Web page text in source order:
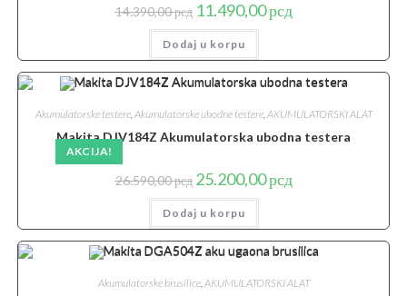
14.390,00рсд Originalna
cena
je
bila:
14.390,00 рсд.
11.490,00рсдTrenutna
cena
Dodaj u korpu
AKCIJA!
Akumulatorske testere, Akumulatorske ubodne testere, AKUMULATORSKI ALAT
Makita DJV184Z Akumulatorska ubodna testera
26.590,00рсд Originalna
cena
je
bila:
26.590,00 рсд.
25.200,00рсдTrenutna
cena
Dodaj u korpu
Akumulatorske brusilice, AKUMULATORSKI ALAT